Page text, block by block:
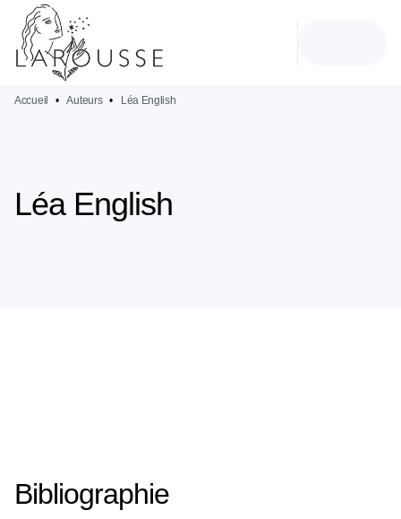
MENU
PIED DE PAGE
Accueil • Auteurs • Léa English
Léa English
Bibliographie